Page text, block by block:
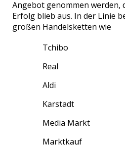
Angebot genommen werden,
Erfolg blieb aus. In der Linie
großen Handelsketten wie
Tchibo
Real
Aldi
Karstadt
Media Markt
Marktkauf